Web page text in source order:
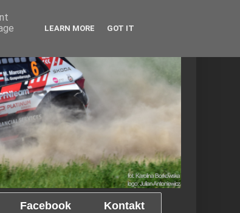
Facebook Kontakt
LEARN MORE GOT IT